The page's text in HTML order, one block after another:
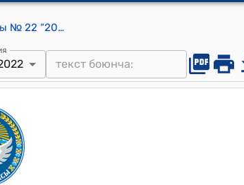
Орто-Кайыңды айылдык кеңешинин 2024-жылдын 16-сентябрындагы № 22 “2025-жылга долбоорлорго өздүк салым бөлүп берүү жөнүндө” токтому